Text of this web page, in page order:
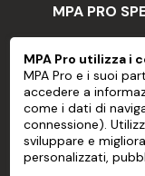
Luminosità
Finitura
Temperatura di
funzionamento
Umidità di
funzionamento
Non
MPA PRO
MPA PRO
SERVIZI
CONTO
MPA Pro utilizza i
MPA Pro e i suoi
accedere a
come i dati di
connessione).
sviluppare e
personalizzati,